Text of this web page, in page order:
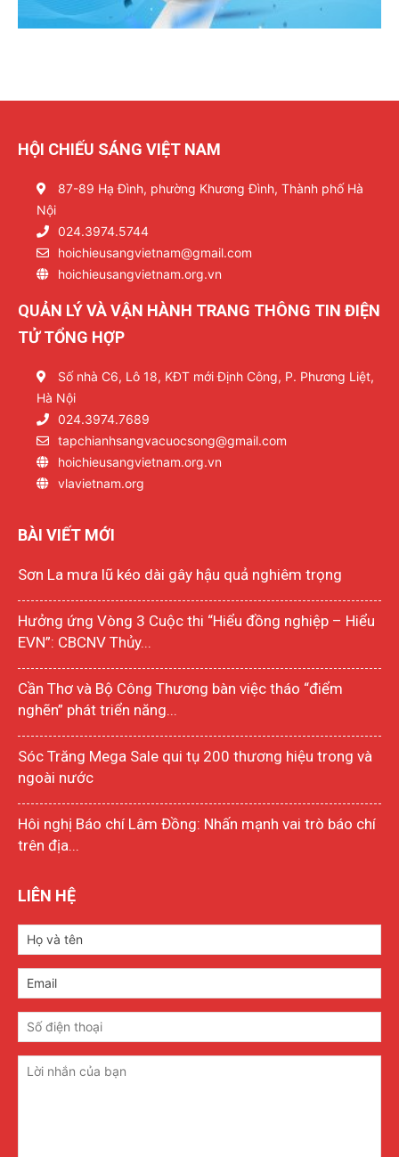
HỘI CHIẾU SÁNG VIỆT NAM
87-89 Hạ Đình, phường Khương Đình, Thành phố Hà
Nội
024.3974.5744
hoichieusangvietnam@gmail.com
hoichieusangvietnam.org.vn
QUẢN LÝ VÀ VẬN HÀNH TRANG THÔNG TIN ĐIỆN
TỬ TỔNG HỢP
Số nhà C6, Lô 18, KĐT mới Định Công, P. Phương Liệt,
Hà Nội
024.3974.7689
tapchianhsangvacuocsong@gmail.com
hoichieusangvietnam.org.vn
vlavietnam.org
BÀI VIẾT MỚI
Sơn La mưa lũ kéo dài gây hậu quả nghiêm trọng
Hưởng ứng Vòng 3 Cuộc thi “Hiểu đồng nghiệp – Hiểu
EVN”: CBCNV Thủy...
Cần Thơ và Bộ Công Thương bàn việc tháo “điểm
nghẽn” phát triển năng...
Sóc Trăng Mega Sale qui tụ 200 thương hiệu trong và
ngoài nước
Hôi nghị Báo chí Lâm Đồng: Nhấn mạnh vai trò báo chí
trên địa...
LIÊN HỆ